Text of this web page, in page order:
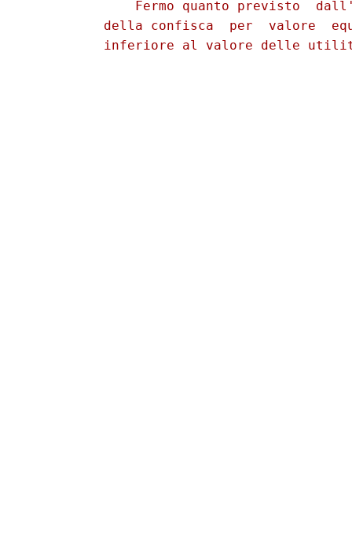
Fermo quanto previsto
della confisca  per  valore